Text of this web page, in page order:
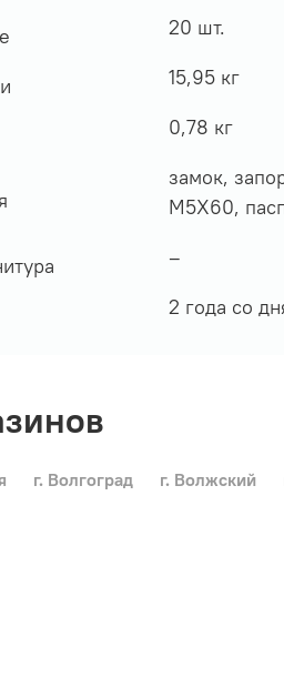
20 шт.
15,95 кг
0,78 кг
замок,
М5Х60,
–
2 года со
г. Волгоград г. Волжский